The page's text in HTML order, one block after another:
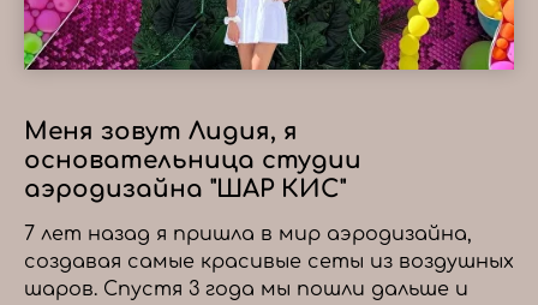
Меня зовут Лидия, я
основательница студии
аэродизайна "ШАР КИС"
7 лет назад я пришла в мир аэродизайна,
создавая самые красивые сеты из воздушных
шаров. Спустя 3 года мы пошли дальше и